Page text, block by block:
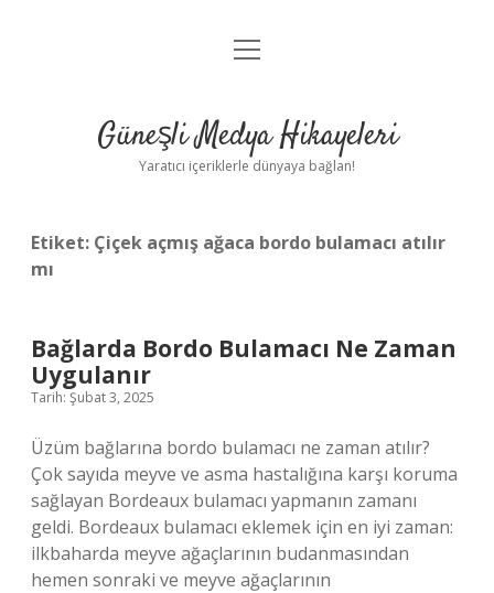
Anasayfa
Yasal Uyarı
menüyü
Güneşli Medya Hikayeleri
Yaratıcı içeriklerle dünyaya bağlan!
Etiket: Çiçek açmış ağaca bordo bulamacı atılır
mı
Bağlarda Bordo Bulamacı Ne Zaman
Uygulanır
Tarih: Şubat 3, 2025
Üzüm bağlarına bordo bulamacı ne zaman atılır?
Çok sayıda meyve ve asma hastalığına karşı koruma
sağlayan Bordeaux bulamacı yapmanın zamanı
geldi. Bordeaux bulamacı eklemek için en iyi zaman:
ilkbaharda meyve ağaçlarının budanmasından
hemen sonraki ve meyve ağaçlarının